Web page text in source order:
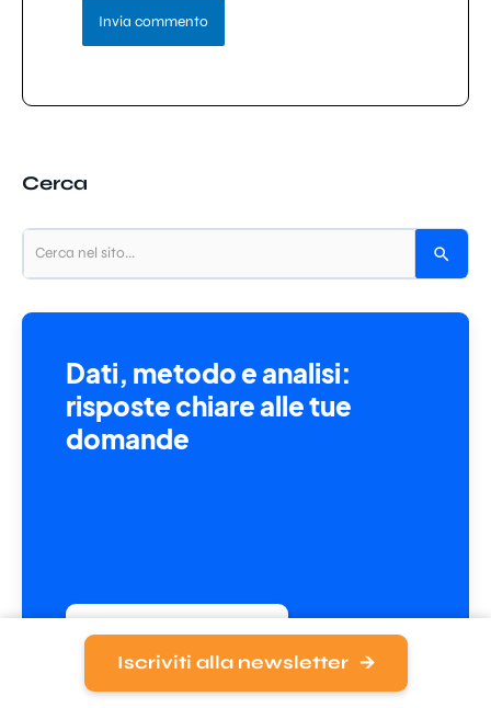
Cerca
Dati, metodo e analisi:
risposte chiare alle tue
domande
Richiedi una consulenza
Iscriviti alla newsletter